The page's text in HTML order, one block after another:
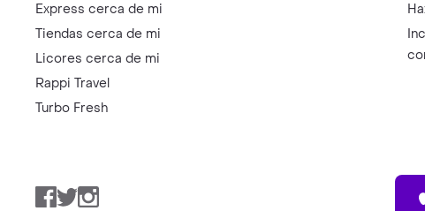
Express cerca de mi
Tiendas cerca de mi
Licores cerca de mi
Rappi Travel
Turbo Fresh
Facebook
TwitterInstagram